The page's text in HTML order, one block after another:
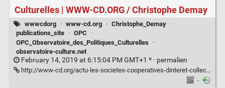
Culturelles | WWW-CD.ORG / Christophe Demay
wwwcdorg · www-cd.org · Christophe_Demay ·
publications_site
· OPC
·
OPC_Observatoire_des_Politiques_Culturelles
·
observatoire-culture.net
February 14, 2019 at 6:15:04 PM GMT+1 * · permalien
http://www-cd.org/actu-les-societes-cooperatives-dinteret-collectif-observatoire-des-politiques-culturelles/
·